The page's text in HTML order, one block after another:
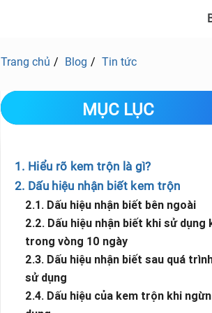
Trang chủ Blog Tin tức
MỤC LỤC
1. Hiểu rõ kem trộn là gì?
2. Dấu hiệu nhận biết kem trộn
2.1. Dấu hiệu nhận biết bên ngoài
2.2. Dấu hiệu nhận biết khi sử dụng
trong vòng 10 ngày
2.3. Dấu hiệu nhận biết sau quá
sử dụng
2.4. Dấu hiệu của kem trộn khi